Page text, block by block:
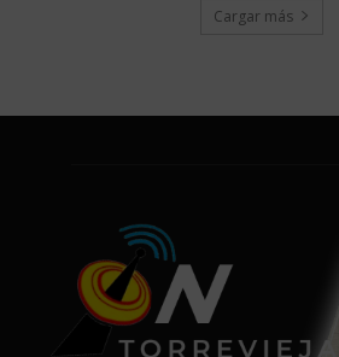
Cargar más